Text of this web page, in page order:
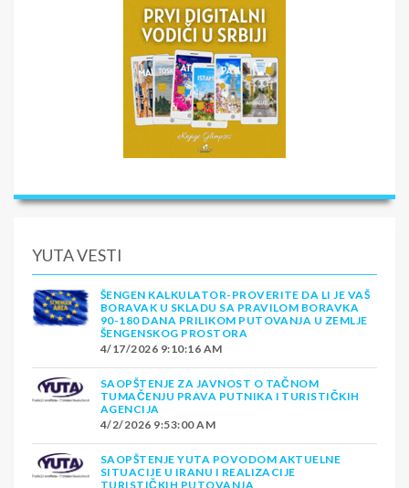
YUTA VESTI
ŠENGEN KALKULATOR-PROVERITE DA LI JE VAŠ
BORAVAK U SKLADU SA PRAVILOM BORAVKA
90-180 DANA PRILIKOM PUTOVANJA U ZEMLJE
ŠENGENSKOG PROSTORA
4/17/2026 9:10:16 AM
SAOPŠTENJE ZA JAVNOST O TAČNOM
TUMAČENJU PRAVA PUTNIKA I TURISTIČKIH
AGENCIJA
4/2/2026 9:53:00 AM
SAOPŠTENJE YUTA POVODOM AKTUELNE
SITUACIJE U IRANU I REALIZACIJE
TURISTIČKIH PUTOVANJA